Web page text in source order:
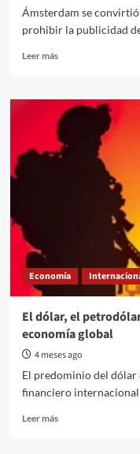
Ámsterdam se
prohibir la publicidad
Leer másRead
Capital
europea
prohibe
publicidad
de
combustibles
vía
Economía
El dólar, el
economía global
4 meses ago
El predominio del dólar
financiero internacional
Leer másRead